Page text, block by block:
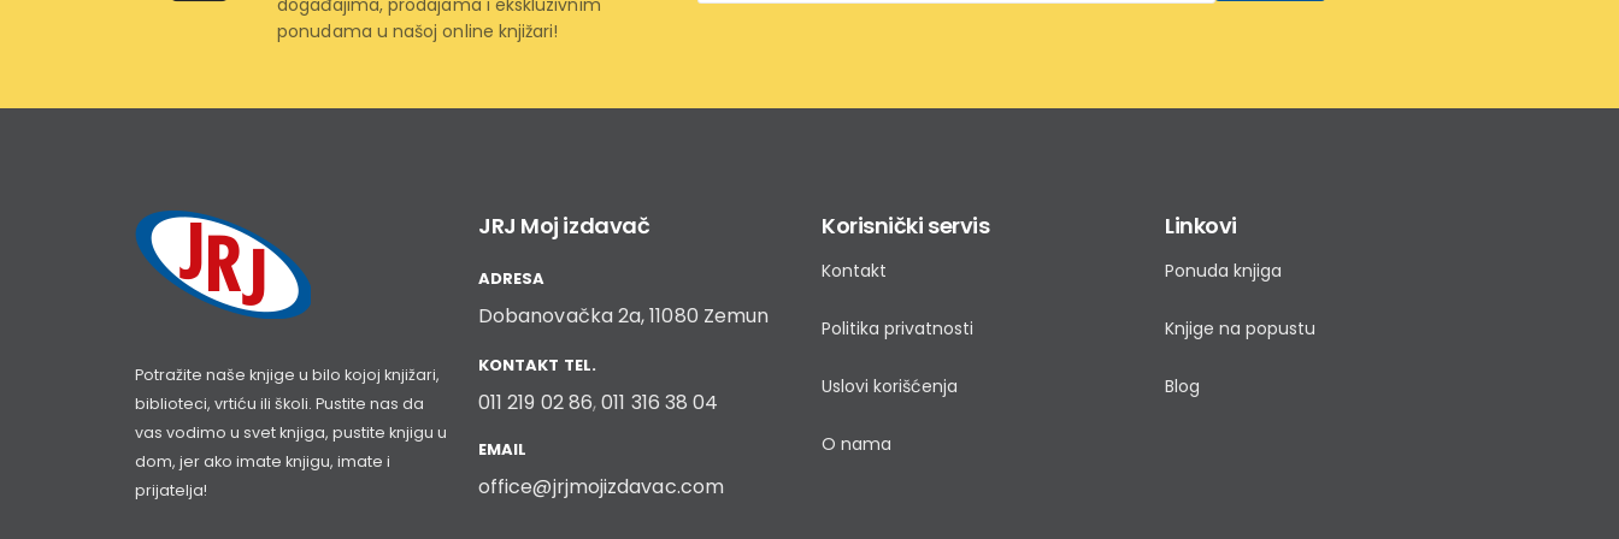
ponudama u našoj online knjižari!
Potražite naše knjige u bilo kojoj knjižari,
biblioteci, vrtiću ili školi. Pustite nas da
vas vodimo u svet knjiga, pustite knjigu u
dom, jer ako imate knjigu, imate i
prijatelja!
JRJ Moj izdavač
ADRESA
Dobanovačka 2a, 11080 Zemun
KONTAKT TEL.
011 219 02 86,011 316 38 04
EMAIL
office@jrjmojizdavac.com
Korisnički servis
Kontakt
Politika privatnosti
Uslovi korišćenja
O nama
Linkovi
Ponuda knjiga
Knjige na popustu
Blog